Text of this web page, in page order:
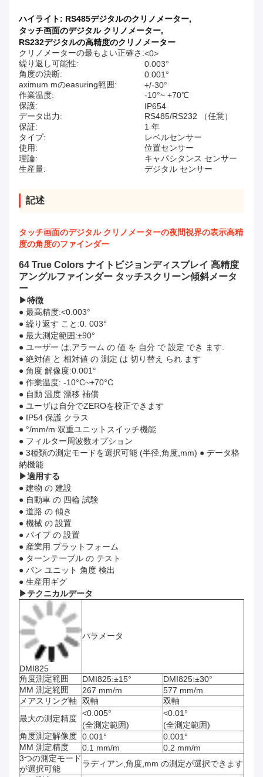
ハイライト: RS485デジタルのクリノメーター,
タッチ画面のデジタル クリノメーター,
RS232デジタルの高精度のクリノメーター
クリノメーターの最もよい正確さ:<0>
繰り返し可能性:
0.003°
角度の決断:
0.001°
aximum mのeasuring範囲:
+/-30°
作業温度:
-10°~ +70℃
保護:
IP654
データ出力:
RS485/RS232 （任意）
保証:
1 年
タイプ:
レベルセンサー
使用:
位置センサー
理論:
キャパシタンス センサー
生産量:
デジタル センサー
記述
タッチ画面のデジタル クリノメーターの夜間視界の表示高精
度の角度のファインダー
64 True Colors ナイトビジョンディスプレイ 高精度
アングルファインダー タッチスクリーン傾斜メータ
ー
▶特徴
● 最高精度:<0.003°
● 繰り返す こと:0. 003°
● 最大測定範囲:±90°
● ユーザー は,アラーム の 値 を 自分 で 設定 でき ます.
● 絶対値 と 相対値 の 測定 は 切り替え られ ます
● 角度 解像度:0.001°
● 作業温度: -10°C~+70°C
● 自動 温度 漂移 補償
● ユーザは自分でZEROを校正できます
● IP54 保護 クラス
● °/mm/m 双重ユニットスイッチ機能
● フィルター周波数オプション
● 3種類の測定モードを選択可能 (半径,角度,mm) ● データ格
納機能
▶適用する
● 建物 の 建設
● 自動車 の 四輪 試験
● 道路 の 傾き
● 機械 の 設置
● パイプ の 設置
● 産業用 プラットフォーム
● ターンテーブル の テスト
● パン ユニット 角度 検出
● 生産用ギグ
▶テクニカルデータ
DMI825
パラメータ
角度測定範囲 DMI825:±15°
DMI825:±30°
MM 測定範囲
267 mm/m
577 mm/m
メアスリング軸
双軸
双軸
最大の測定精度
<0.005°
(全測定範囲)
<0.01°
(全測定範囲)
角度測定解像度 0.001°
0.001°
MM 測定精度
0.1 mm/m
0.2 mm/m
3つの測定モード
が選択可能
ラディアン,角度,mm の測定が選択できます